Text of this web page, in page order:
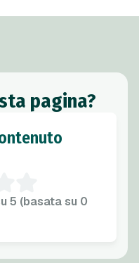
pagina?
5 (basata su 0